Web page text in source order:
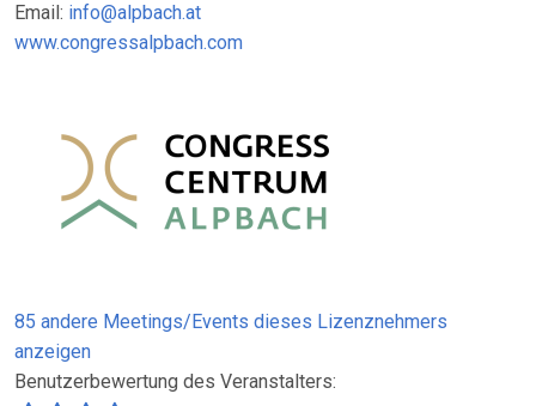
Email: info@alpbach.at
www.congressalpbach.com
85 andere Meetings/Events dieses Lizenznehmers
anzeigen
Benutzerbewertung des Veranstalters: